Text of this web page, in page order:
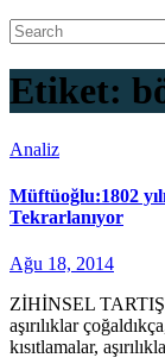
Etiket:
Analiz
Müftüoğlu:1802
Tekrarlanıyor
Ağu 18, 2014
ZİHİNSEL
aşırılıklar
kısıtlamalar,